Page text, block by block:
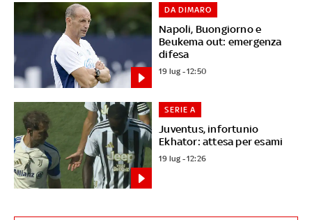
Napoli, Buongiorno e
Beukema out: emergenza
difesa
DA DIMARO
19 lug - 12:50
Juventus, infortunio
Ekhator: attesa per esami
SERIE A
19 lug - 12:26